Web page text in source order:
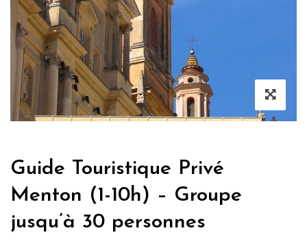
Guide Touristique Privé
Menton (1-10h) – Groupe
jusqu’à 30 personnes